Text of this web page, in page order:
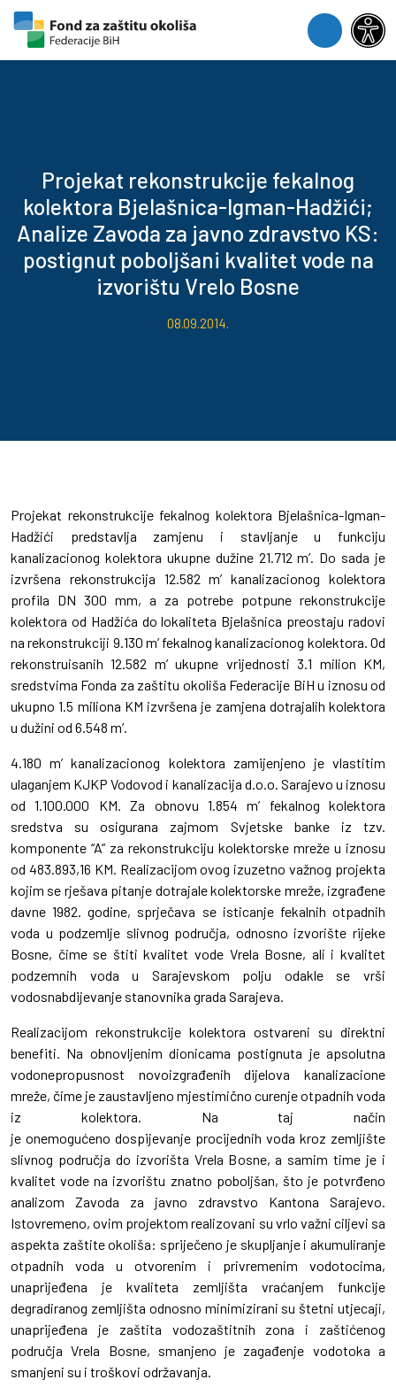
Skip to content
Skip to footer
Menu
Projekat rekonstrukcije fekalnog
kolektora Bjelašnica-Igman-Hadžići;
Analize Zavoda za javno zdravstvo KS:
postignut poboljšani kvalitet vode na
izvorištu Vrelo Bosne
08.09.2014.
Projekat rekonstrukcije fekalnog kolektora Bjelašnica-Igman-
Hadžići predstavlja zamjenu i stavljanje u funkciju
kanalizacionog kolektora ukupne dužine 21.712 m’. Do sada je
izvršena rekonstrukcija 12.582 m’ kanalizacionog kolektora
profila DN 300 mm, a za potrebe potpune rekonstrukcije
kolektora od Hadžića do lokaliteta Bjelašnica preostaju radovi
na rekonstrukciji 9.130 m’ fekalnog kanalizacionog kolektora. Od
rekonstruisanih 12.582 m’ ukupne vrijednosti 3.1 milion KM,
sredstvima Fonda za zaštitu okoliša Federacije BiH u iznosu od
ukupno 1.5 miliona KM izvršena je zamjena dotrajalih kolektora
u dužini od 6.548 m’.
4.180 m’ kanalizacionog kolektora zamijenjeno je vlastitim
ulaganjem KJKP Vodovod i kanalizacija d.o.o. Sarajevo u iznosu
od 1.100.000 KM. Za obnovu 1.854 m’ fekalnog kolektora
sredstva su osigurana zajmom Svjetske banke iz tzv.
komponente “A” za rekonstrukciju kolektorske mreže u iznosu
od 483.893,16 KM. Realizacijom ovog izuzetno važnog projekta
kojim se rješava pitanje dotrajale kolektorske mreže, izgrađene
davne 1982. godine, sprječava se isticanje fekalnih otpadnih
voda u podzemlje slivnog područja, odnosno izvorište rijeke
Bosne, čime se štiti kvalitet vode Vrela Bosne, ali i kvalitet
podzemnih voda u Sarajevskom polju odakle se vrši
vodosnabdijevanje stanovnika grada Sarajeva.
Realizacijom rekonstrukcije kolektora ostvareni su direktni
benefiti. Na obnovljenim dionicama postignuta je apsolutna
vodonepropusnost novoizgrađenih dijelova kanalizacione
mreže, čime je zaustavljeno mjestimično curenje otpadnih voda
iz kolektora. Na taj način
je onemogućeno dospijevanje procijednih voda kroz zemljište
slivnog područja do izvorišta Vrela Bosne, a samim time je i
kvalitet vode na izvorištu znatno poboljšan, što je potvrđeno
analizom Zavoda za javno zdravstvo Kantona Sarajevo.
Istovremeno, ovim projektom realizovani su vrlo važni ciljevi sa
aspekta zaštite okoliša: spriječeno je skupljanje i akumuliranje
otpadnih voda u otvorenim i privremenim vodotocima,
unaprijeđena je kvaliteta zemljišta vraćanjem funkcije
degradiranog zemljišta odnosno minimizirani su štetni utjecaji,
unaprijeđena je zaštita vodozaštitnih zona i zaštićenog
područja Vrela Bosne, smanjeno je zagađenje vodotoka a
smanjeni su i troškovi održavanja.